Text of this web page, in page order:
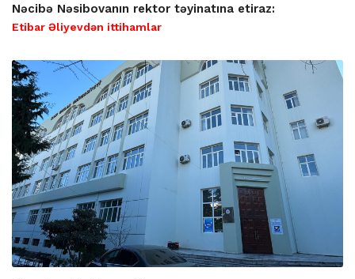
Nəcibə Nəsibovanın rektor təyinatına etiraz:
Etibar Əliyevdən ittihamlar